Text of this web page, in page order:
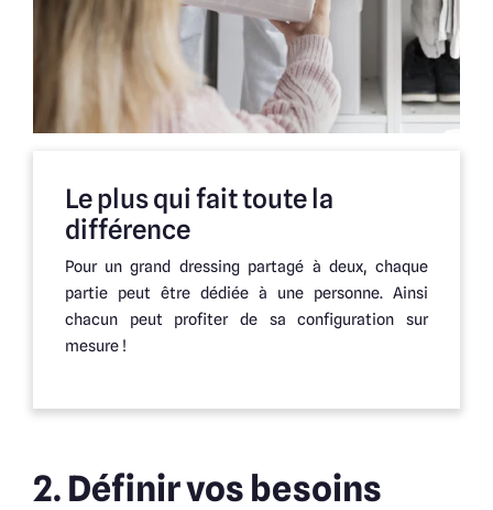
Le plus qui fait toute la
différence
Pour un grand dressing partagé à deux, chaque
partie peut être dédiée à une personne. Ainsi
chacun peut profiter de sa configuration sur
mesure !
2. Définir vos besoins